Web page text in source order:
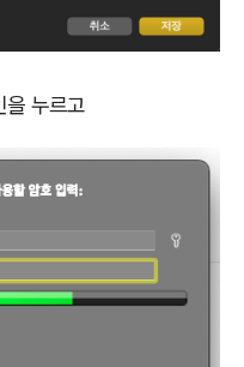
을 누르고